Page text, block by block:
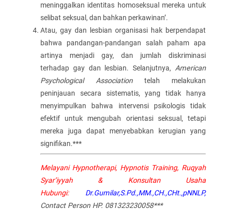
meninggalkan identitas homoseksual mereka untuk
selibat seksual, dan bahkan perkawinan’.
Atau, gay dan lesbian organisasi hak berpendapat
bahwa pandangan-pandangan salah paham apa
artinya menjadi gay, dan jumlah diskriminasi
terhadap gay dan lesbian. Selanjutnya, American
Psychological Associationtelah melakukan
peninjauan secara sistematis, yang tidak hanya
menyimpulkan bahwa intervensi psikologis tidak
efektif untuk mengubah orientasi seksual, tetapi
mereka juga dapat menyebabkan kerugian yang
signifikan.***
Melayani Hypnotherapi, Hypnotis Training, Ruqyah
Syar’iyyah & Konsultan Usaha
Hubungi:
Dr.Gumilar,S.Pd.,MM.,CH.,CHt.,pNNLP,
Contact Person HP. 081323230058***